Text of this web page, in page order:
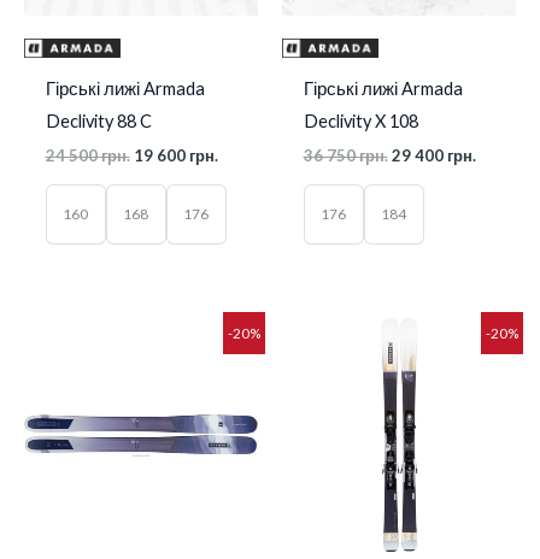
Гірські лижі Armada
Declivity 88 C
24 500грн. 19 600 грн.
160 168 176
Гірські лижі Armada
Declivity X 108
36 750грн. 29 400 грн.
176 184
-20%
Діапазон
до
19
-20%